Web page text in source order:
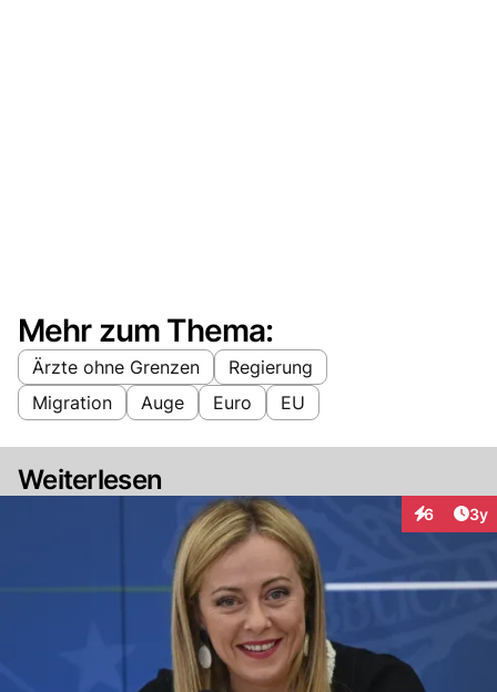
Mehr zum Thema:
Ärzte ohne Grenzen
Regierung
Migration
Auge Euro EU
Weiterlesen
6 3y